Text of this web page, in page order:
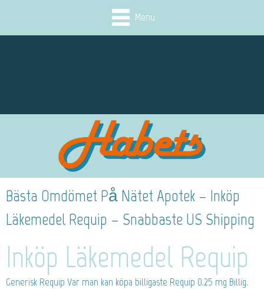
Menu
Bästa Omdömet På Nätet Apotek – Inköp
Läkemedel Requip – Snabbaste US Shipping
Inköp Läkemedel Requip
Generisk Requip Var man kan köpa billigaste Requip 0.25 mg Billig.